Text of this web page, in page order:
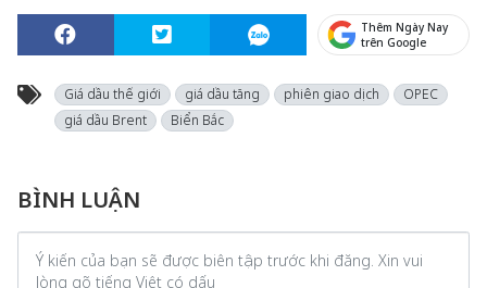
Thêm Ngày Nay
trên Google
Giá dầu thế giới giá dầu tăng phiên giao dịch
OPEC
giá dầu Brent
Biển Bắc
BÌNH LUẬN